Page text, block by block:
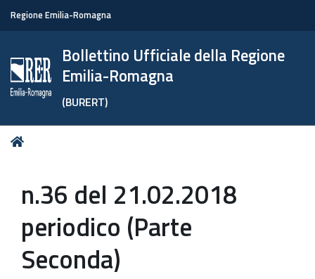
Regione Emilia-Romagna
Bollettino Ufficiale della Regione
Emilia-Romagna
(BURERT)
Tu
n.36 del 21.02.2018
periodico (Parte
Seconda)